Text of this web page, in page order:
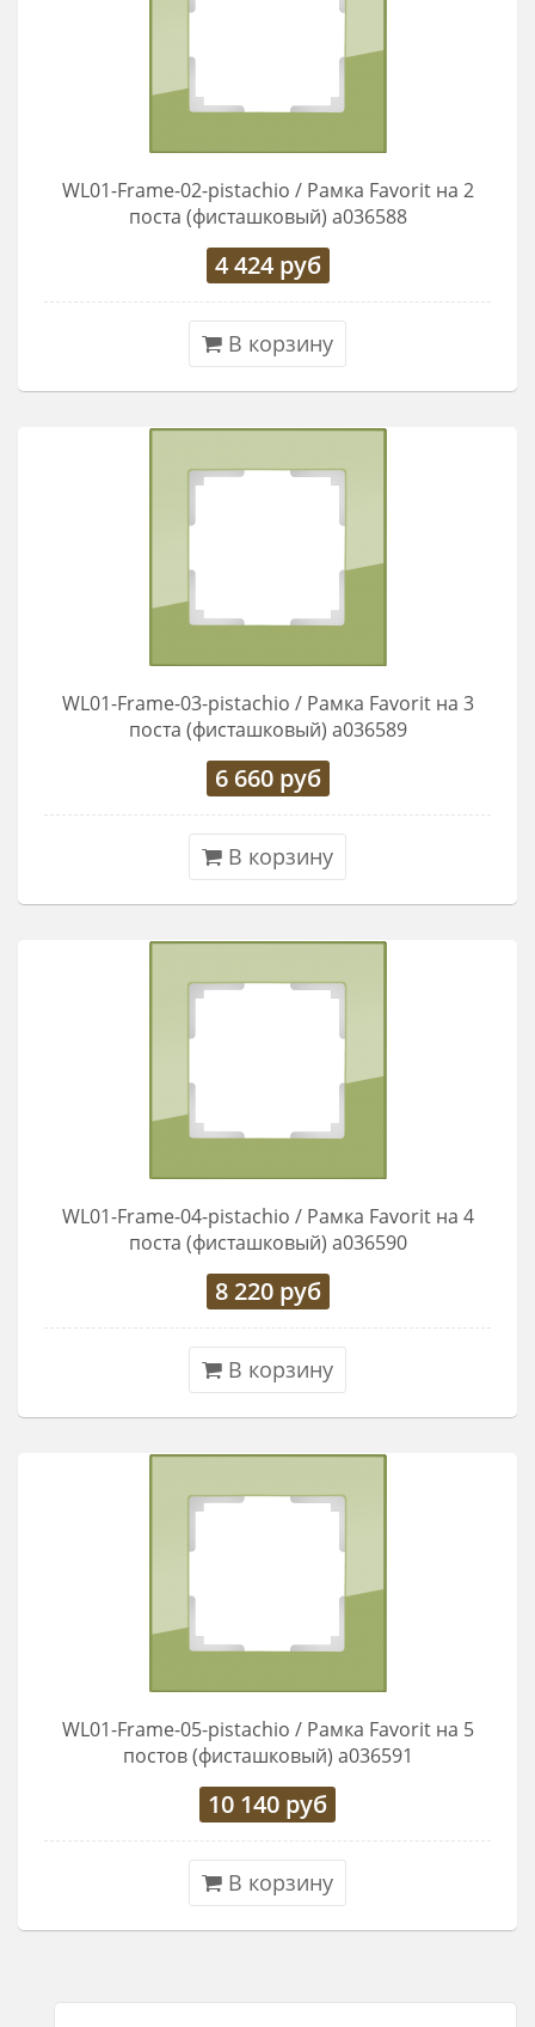
WL01-Frame-02-pistachio / Рамка Favorit на 2
поста (фисташковый) a036588
4 424руб
В корзину
WL01-Frame-03-pistachio / Рамка Favorit на 3
поста (фисташковый) a036589
6 660руб
В корзину
WL01-Frame-04-pistachio / Рамка Favorit на 4
поста (фисташковый) a036590
8 220руб
В корзину
WL01-Frame-05-pistachio / Рамка Favorit на 5
постов (фисташковый) a036591
10 140 руб
В корзину